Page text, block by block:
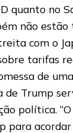
quanto no
não estão
com o
tarifas
de
de Trump
política.
para